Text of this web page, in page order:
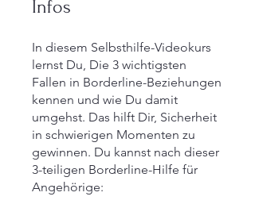
Infos
In diesem Selbsthilfe-Videokurs
lernst Du, Die 3 wichtigsten
Fallen in Borderline-Beziehungen
kennen und wie Du damit
umgehst. Das hilft Dir, Sicherheit
in schwierigen Momenten zu
gewinnen. Du kannst nach dieser
3-teiligen Borderline-Hilfe für
Angehörige: